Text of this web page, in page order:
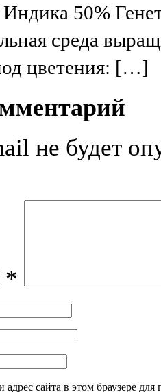
50%
среда
цветения: […]
не будет
*
сайта в этом браузере